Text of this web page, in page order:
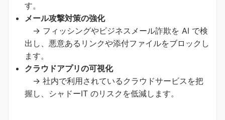
す。
メール攻撃対策の強化
→ フィッシングやビジネスメール詐欺を AI で検
出し、悪意あるリンクや添付ファイルをブロックし
ます。
クラウドアプリの可視化
→ 社内で利用されているクラウドサービスを把
握し、シャドーIT のリスクを低減します。